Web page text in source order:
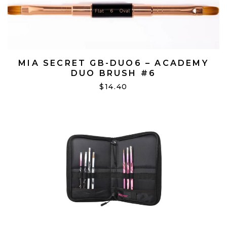
MIA SECRET GB-DUO6 – ACADEMY
DUO BRUSH #6
$14.40